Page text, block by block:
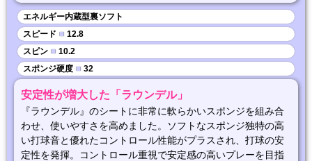
エネルギー内蔵型裏ソフト
スピード ■ 12.8
スピン ■ 10.2
スポンジ硬度 ■ 32
安定性が増大した「ラウンデル」
『ラウンデル』のシートに非常に軟らかいスポンジを組み合
わせ、使いやすさを高めました。ソフトなスポンジ独特の高
い打球音と優れたコントロール性能がプラスされ、打球の安
定性を発揮。コントロール重視で安定感の高いプレーを目指